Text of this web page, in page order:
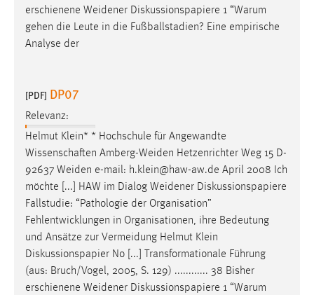
erschienene Weidener Diskussionspapiere 1 “Warum
gehen die Leute in die Fußballstadien? Eine empirische
Analyse der
[PDF] DP07
Relevanz:
Helmut Klein* * Hochschule für Angewandte
Wissenschaften Amberg-Weiden Hetzenrichter Weg 15 D-
92637 Weiden e-mail: h.klein@haw-aw.de April 2008 Ich
möchte [...] HAW im Dialog Weidener Diskussionspapiere
Fallstudie: “Pathologie der Organisation”
Fehlentwicklungen in Organisationen, ihre Bedeutung
und Ansätze zur Vermeidung Helmut Klein
Diskussionspapier No [...] Transformationale Führung
(aus: Bruch/Vogel, 2005, S. 129) ............ 38 Bisher
erschienene Weidener Diskussionspapiere 1 “Warum